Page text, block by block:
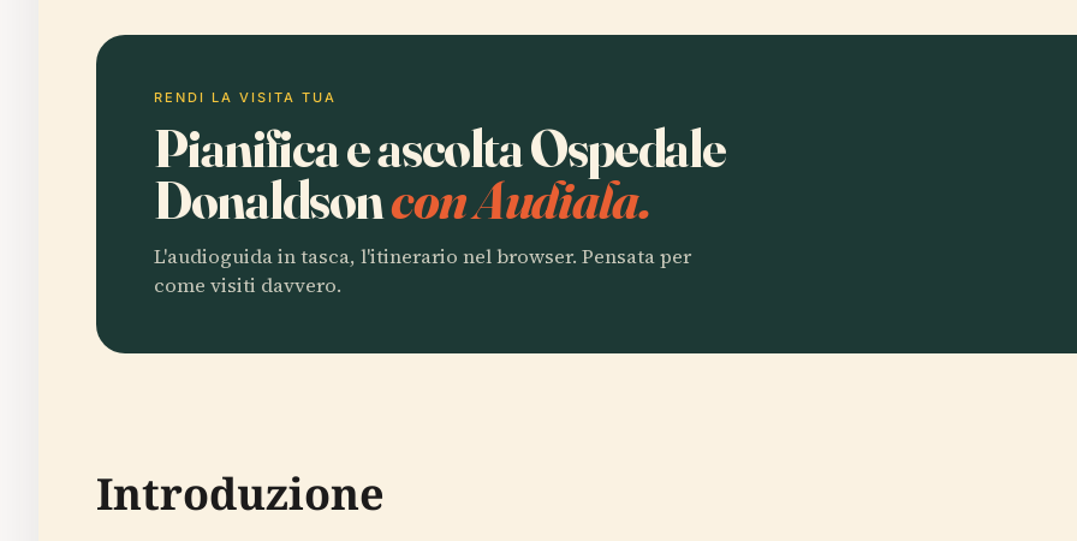
RENDI LA VISITA TUA
Pianifica e ascolta Ospedale
Donaldsoncon Audiala.
L'audioguida in tasca, l'itinerario nel browser. Pensata per
come visiti davvero.
Introduzione